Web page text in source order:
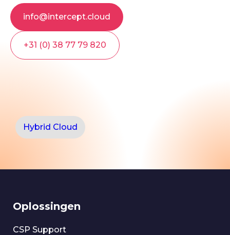
info@intercept.cloud
+31 (0) 38 77 79 820
Hybrid Cloud
Oplossingen
CSP Support